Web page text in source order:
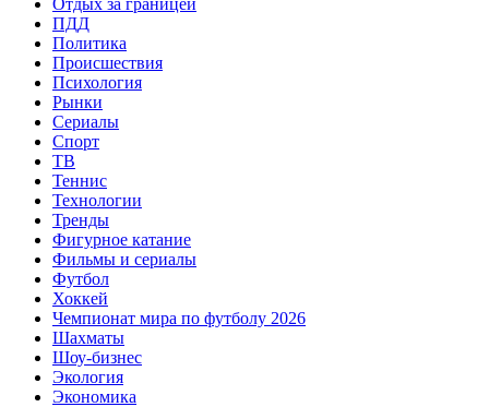
ПДД
Политика
Происшествия
Психология
Рынки
Сериалы
Спорт
ТВ
Теннис
Технологии
Тренды
Фигурное катание
Фильмы и сериалы
Футбол
Хоккей
Чемпионат мира по футболу 2026
Шахматы
Шоу-бизнес
Экология
Экономика